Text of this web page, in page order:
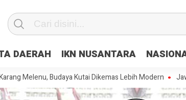
DAERAH IKN NUSANTARA
Budaya Kutai Dikemas Lebih Modern Jawa